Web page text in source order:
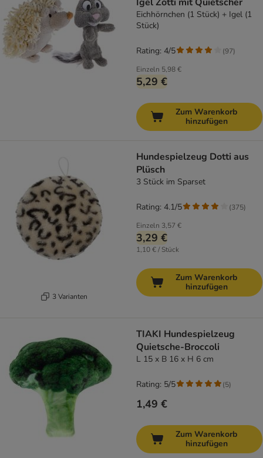
Eichhörnchen (1 Stück) + Igel (1
Stück)
Einzeln 5,98 €
5,29 €
Rating: 4/5 (97)
Zum Warenkorb
hinzufügen
3 Varianten
Hundespielzeug Dotti aus
Plüsch
3 Stück im Sparset
Einzeln 3,57 €
3,29 €
1,10 € / Stück
Rating: 4.1/5 (375)
Zum Warenkorb
hinzufügen
TIAKI Hundespielzeug
Quietsche-Broccoli
L 15 x B 16 x H 6 cm
1,49 €
Rating: 5/5 (5)
Zum Warenkorb
hinzufügen